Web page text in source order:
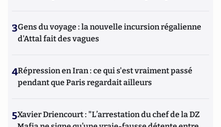
3Gens du voyage : la nouvelle incursion régalienne
d'Attal fait des vagues
4Répression en Iran : ce qui s'est vraiment passé
pendant que Paris regardait ailleurs
5Xavier Driencourt : "L’arrestation du chef de la DZ